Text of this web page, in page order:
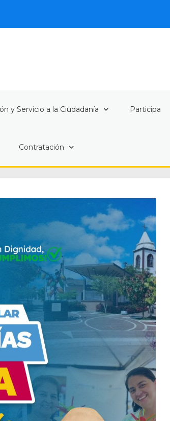
y Servicio a la Ciudadanía Participa
Contratación